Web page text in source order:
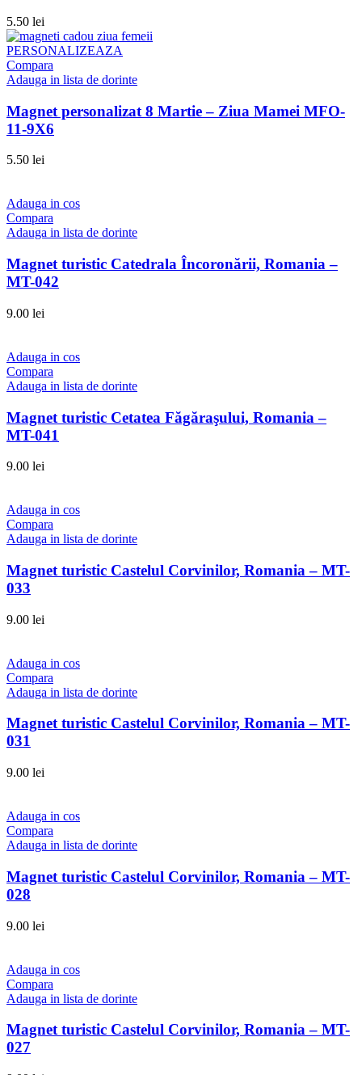
5.50 lei
PERSONALIZEAZA
Compara
Adauga in lista de dorinte
Magnet personalizat 8 Martie – Ziua Mamei MFO-
11-9X6
5.50 lei
Adauga in cos
Compara
Adauga in lista de dorinte
Magnet turistic Catedrala Încoronării, Romania –
MT-042
9.00 lei
Adauga in cos
Compara
Adauga in lista de dorinte
Magnet turistic Cetatea Făgăraşului, Romania –
MT-041
9.00 lei
Adauga in cos
Compara
Adauga in lista de dorinte
Magnet turistic Castelul Corvinilor, Romania – MT-
033
9.00 lei
Adauga in cos
Compara
Adauga in lista de dorinte
Magnet turistic Castelul Corvinilor, Romania – MT-
031
9.00 lei
Adauga in cos
Compara
Adauga in lista de dorinte
Magnet turistic Castelul Corvinilor, Romania – MT-
028
9.00 lei
Adauga in cos
Compara
Adauga in lista de dorinte
Magnet turistic Castelul Corvinilor, Romania – MT-
027